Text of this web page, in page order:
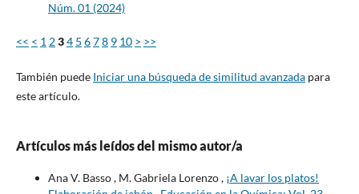
Núm. 01 (2024)
<< < 1 234 5 678 9 10 > >>
También puede Iniciar una búsqueda de similitud avanzadapara
este artículo.
Artículos más leídos del mismo autor/a
Ana V. Basso , M. Gabriela Lorenzo , ¡A lavar los platos!